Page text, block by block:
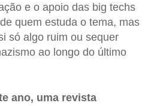
e o apoio das big techs
quem estuda o tema, mas
só algo ruim ou sequer
ao longo do último
ano, uma revista